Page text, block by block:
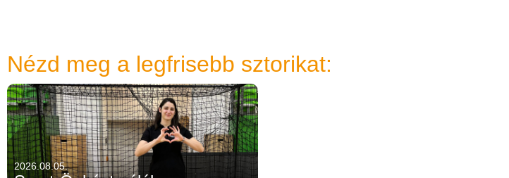
Nézd meg a legfrisebb sztorikat:
2026.08.05.